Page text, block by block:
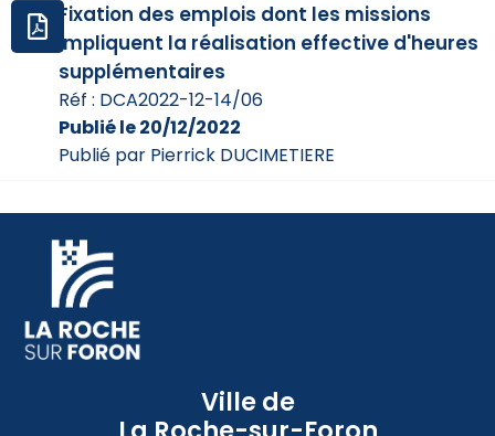
Fixation des emplois dont les missions
impliquent la réalisation effective d'heures
supplémentaires
Réf : DCA2022-12-14/06
Publié le 20/12/2022
Publié par Pierrick DUCIMETIERE
Ville de